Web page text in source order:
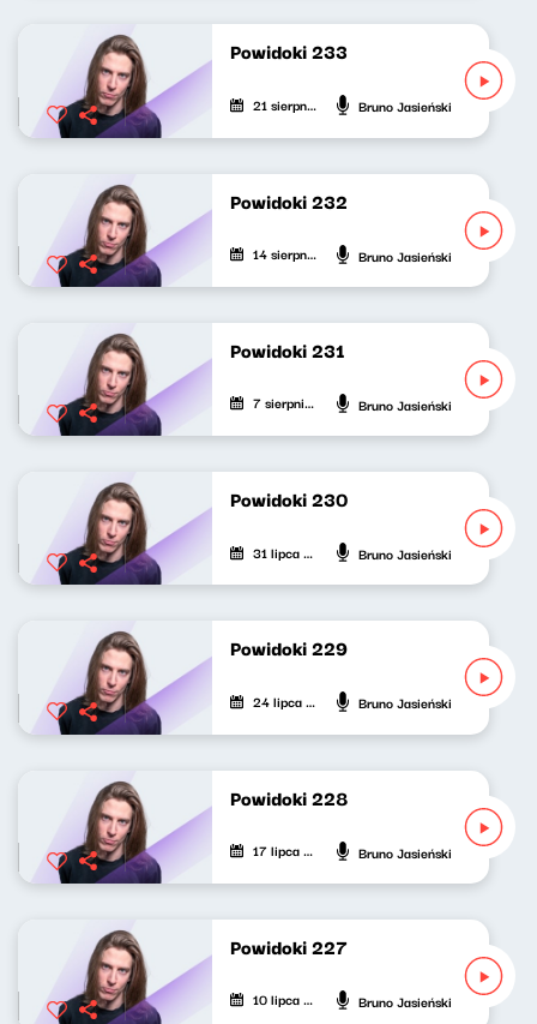
Powidoki 233
21 sierpnia 2025 Bruno Jasieński
Powidoki 232
14 sierpnia 2025 Bruno Jasieński
Powidoki 231
7 sierpnia 2025 Bruno Jasieński
Powidoki 230
31 lipca 2025 Bruno Jasieński
Powidoki 229
24 lipca 2025 Bruno Jasieński
Powidoki 228
17 lipca 2025 Bruno Jasieński
Powidoki 227
10 lipca 2025 Bruno Jasieński